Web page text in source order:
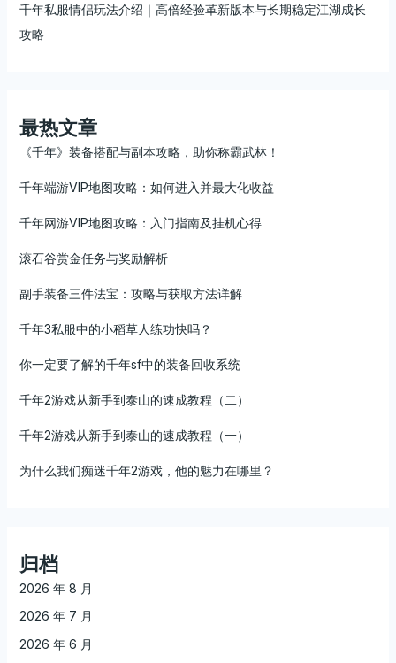
千年私服情侣玩法介绍｜高倍经验革新版本与长期稳定江湖成长
攻略
最热文章
《千年》装备搭配与副本攻略，助你称霸武林！
千年端游VIP地图攻略：如何进入并最大化收益
千年网游VIP地图攻略：入门指南及挂机心得
滚石谷赏金任务与奖励解析
副手装备三件法宝：攻略与获取方法详解
千年3私服中的小稻草人练功快吗？
你一定要了解的千年sf中的装备回收系统
千年2游戏从新手到泰山的速成教程（二）
千年2游戏从新手到泰山的速成教程（一）
为什么我们痴迷千年2游戏，他的魅力在哪里？
归档
2026 年 8 月
2026 年 7 月
2026 年 6 月